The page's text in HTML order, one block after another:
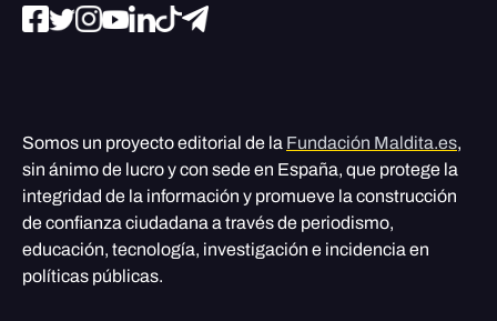
Somos un proyecto editorial de la Fundación Maldita.es,
sin ánimo de lucro y con sede en España, que protege la
integridad de la información y promueve la construcción
de confianza ciudadana a través de periodismo,
educación, tecnología, investigación e incidencia en
políticas públicas.